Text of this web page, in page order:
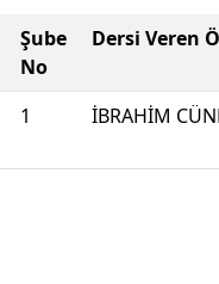
Şube
No
Dersi Veren
1 İBRAHİM